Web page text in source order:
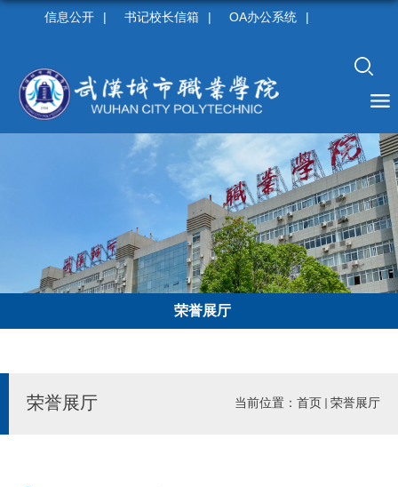
信息公开 | 书记校长信箱 | OA办公系统 |
荣誉展厅
荣誉展厅 当前位置： 首页 荣誉展厅